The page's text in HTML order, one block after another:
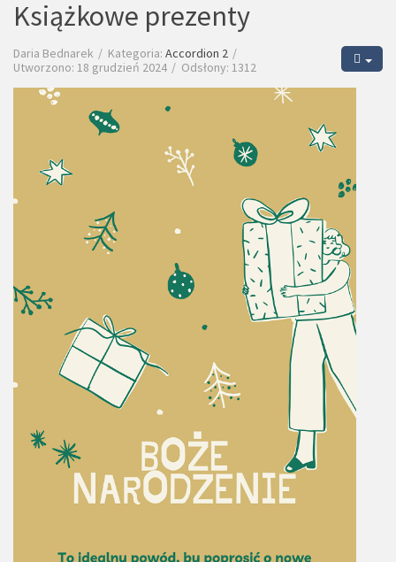
Książkowe prezenty
Daria Bednarek Kategoria: Accordion 2
Utworzono: 18 grudzień 2024
Odsłony: 1312